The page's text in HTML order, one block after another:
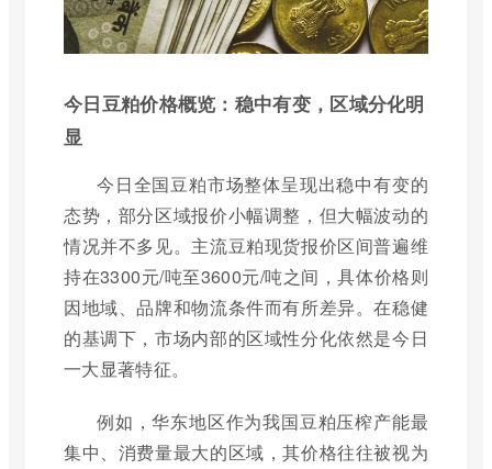
今日豆粕价格概览：稳中有变，区域分化明
显
今日全国豆粕市场整体呈现出稳中有变的
态势，部分区域报价小幅调整，但大幅波动的
情况并不多见。主流豆粕现货报价区间普遍维
持在3300元/吨至3600元/吨之间，具体价格则
因地域、品牌和物流条件而有所差异。在稳健
的基调下，市场内部的区域性分化依然是今日
一大显著特征。
例如，华东地区作为我国豆粕压榨产能最
集中、消费量最大的区域，其价格往往被视为